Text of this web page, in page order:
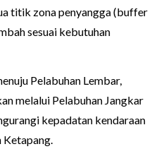
titik zona penyangga (buffer
sesuai kebutuhan
Pelabuhan Lembar,
melalui Pelabuhan Jangkar
kepadatan kendaraan
Ketapang.